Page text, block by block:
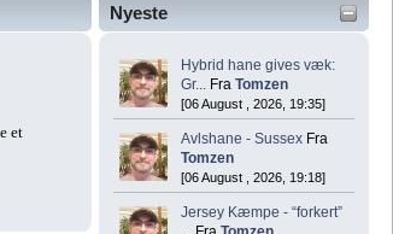
Nyeste
Hybrid hane gives væk:
Gr... Fra Tomzen
[06 August , 2026, 19:35]
Avlshane - Sussex Fra
Tomzen
[06 August , 2026, 19:18]
Jersey Kæmpe - “forkert”
et